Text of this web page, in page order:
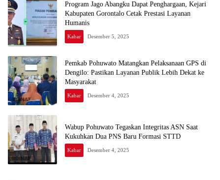
Program Jago Abangku Dapat Penghargaan, Kejari
Kabupaten Gorontalo Cetak Prestasi Layanan
Humanis
Kabar Desember 5, 2025
Pemkab Pohuwato Matangkan Pelaksanaan GPS di
Dengilo: Pastikan Layanan Publik Lebih Dekat ke
Masyarakat
Kabar Desember 4, 2025
Wabup Pohuwato Tegaskan Integritas ASN Saat
Kukuhkan Dua PNS Baru Formasi STTD
Kabar Desember 4, 2025